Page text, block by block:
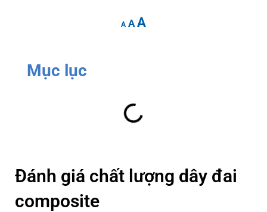
Afont
Afont
Afont
Mục lục
Đánh giá chất lượng dây đai
composite